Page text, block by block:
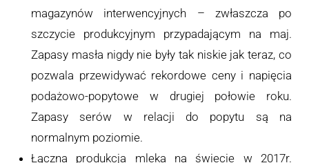
magazynów interwencyjnych – zwłaszcza po
szczycie produkcyjnym przypadającym na maj.
Zapasy masła nigdy nie były tak niskie jak teraz, co
pozwala przewidywać rekordowe ceny i napięcia
podażowo-popytowe w drugiej połowie roku.
Zapasy serów w relacji do popytu są na
normalnym poziomie.
Łączna produkcja mleka na świecie w 2017r.